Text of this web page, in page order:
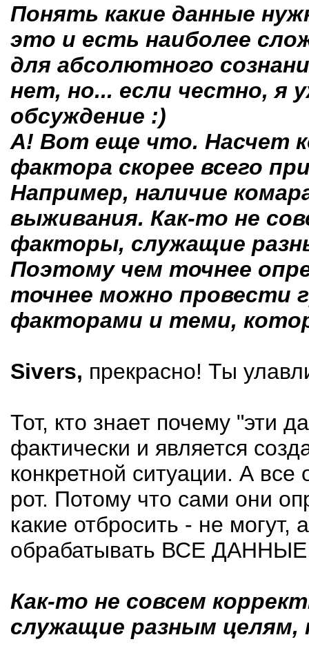
Понять какие данные
это и есть наиболее
для абсолютного
нет, но... если честно, я
обсуждение :)
А! Вот еще что. Насчет
фактора скорее всего
Например, наличие
выживания. Как-то не
факторы, служащие
Поэтому чем точнее
точнее можно провести
факторами и теми,
Sivers, прекрасно! Ты
Тот, кто знает почему "эти
фактически и является
конкретной ситуации. А
рот. Потому что сами они
какие отбросить - не
обрабатывать ВСЕ
Как-то не совсем
служащие разным целям,